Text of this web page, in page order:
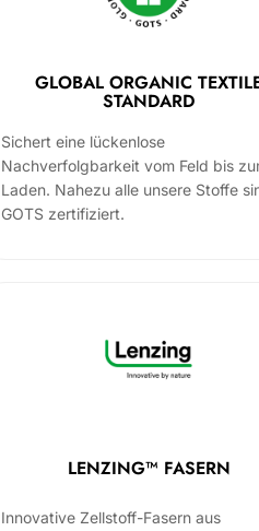
GLOBAL ORGANIC
STANDARD
Sichert eine lückenlose
Nachverfolgbarkeit vom Feld bis
Laden. Nahezu alle unsere Stoffe
GOTS zertifiziert.
LENZING™ FASERN
Innovative Zellstoff-Fasern aus